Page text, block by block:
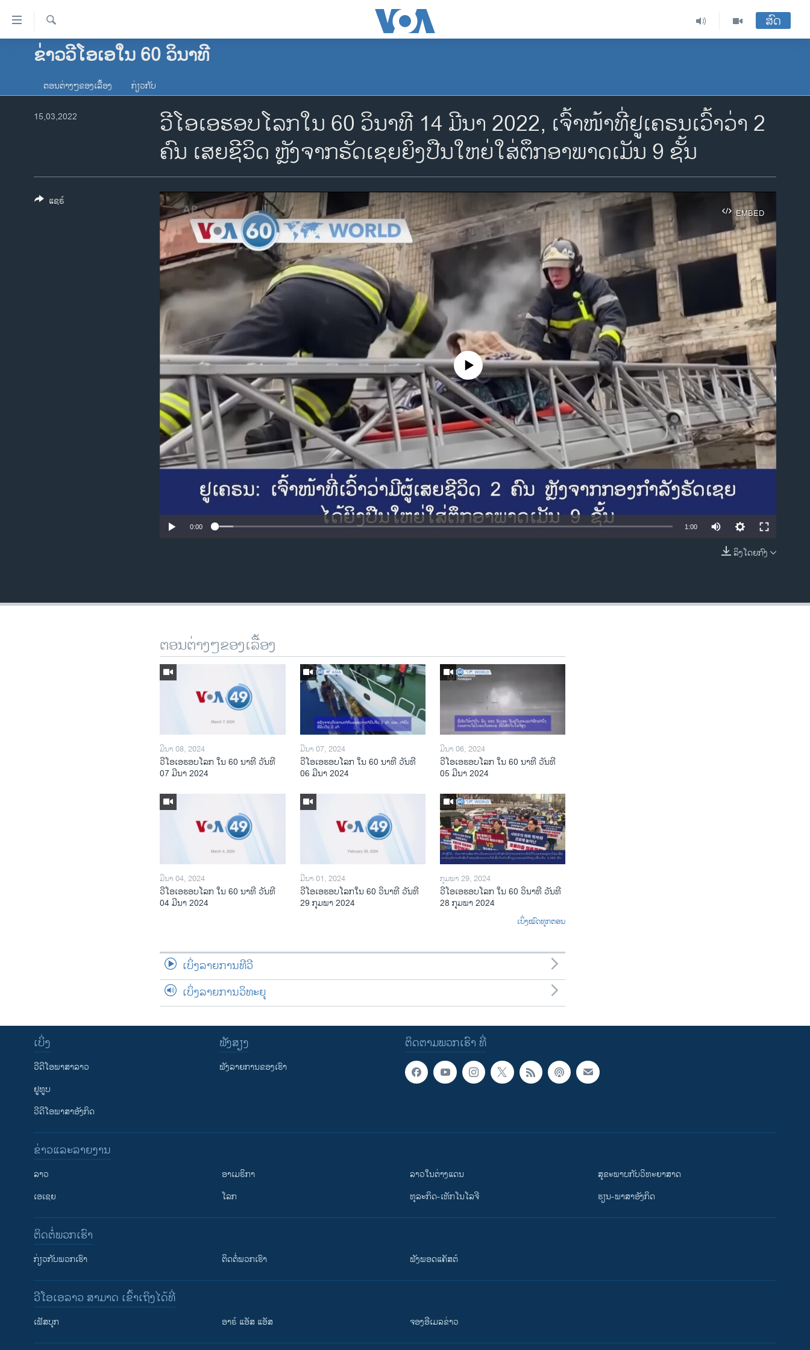
ລິ້ງ
ສຳຫລັບ
ຂ້າມ
ໂຮມເພຈ
ອາເມຣິກາ
ການເລືອກຕັ້ງ ປະທານາທີບໍດີ ສະຫະລັດ
ເອເຊຍ
ຄົ້ນຫາ
ສົດ
ຂ່າວວີໂອເອໃນ 60 ວິນາທີ
ຕອນຕ່າງໆຂອງເລື້ອງ ກ່ຽວກັບ
ວີໂອເອຮອບໂລກໃນ 60 ວິນາທີ 14 ມີ​ນາ 2022, ເຈົ້າໜ້າທີ່ຢູເຄຣນເວົ້າວ່າ 2
ຄົນ ເສຍຊີວິດ ຫຼັງຈາກຣັດເຊຍຍິງປືນໃຫຍ່ໃສ່ຕຶກອາພາດເມັນ 9 ຊັ້ນ
15,03,2022
EMBED
EMBED
No media source currently available
0:00 1:00
ລິງໂດຍກົງ
ແຊຣ໌
ຕອນຕ່າງໆຂອງເລື້ອງ
ມີນາ 08, 2024
ວີໂອເອຮອບໂລກ ໃນ 60 ນາທີ ວັນທີ
07 ມີນາ 2024
ມີນາ 07, 2024
ວີໂອເອຮອບໂລກ ໃນ 60 ນາທີ ວັນທີ
06 ມີນາ 2024
ມີນາ 06, 2024
ວີໂອເອຮອບໂລກ ໃນ 60 ນາທີ ວັນທີ
05 ມີນາ 2024
ມີນາ 04, 2024
ວີໂອເອຮອບໂລກ ໃນ 60 ນາທີ ວັນທີ
04 ມີນາ 2024
ມີນາ 01, 2024
ວີໂອເອຮອບໂລກໃນ 60 ວິນາທີ ວັນທີ
29 ກຸມພາ 2024
ກຸມພາ 29, 2024
ວີໂອເອຮອບໂລກ ໃນ 60 ວິນາທີ ວັນທີ
28 ກຸມພາ 2024
ເບິ່ງໝົດທຸກຕອນ
ເບິ່ງລາຍການທີວີ
ເບິ່ງລາຍການວິທະຍຸ
ຕິດຕາມພວກເຮົາ ທີ່
ເບິ່ງ
ວີດີໂອພາສາລາວ
ຢູທູບ
ວີດີໂອພາສາອັງກິດ
ຟັງສຽງ
ຟັງລາຍການຂອງເຮົາ
ຂ່າວແລະລາຍງານ
ລາວ
ເອເຊຍ
ອາເມຣິກາ
ໂລກ
ລາວໃນຕ່າງແດນ
ທຸລະກິດ-ເທັກໂນໂລຈີ
ສຸຂະພາບກັບວິທະຍາສາດ
ຮຽນ-ພາສາອັງກິດ
ຕິດຕໍ່ພວກເຮົາ
ກ່ຽວກັບພວກເຮົາ ຕິດຕໍ່ພວກເຮົາ ຟັງພອດແຄັສຕ໌
ວີໂອເອລາວ ສາມາດ ເຂົ້າເຖິງໄດ້ທີ່
ເຟັສບຸກ ອາຣ໌ ແອັສ ແອັສ ຈອງອີເມລຂ່າວ